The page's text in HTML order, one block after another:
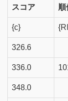
スコア 順
{c}
326.6
336.0
348.0